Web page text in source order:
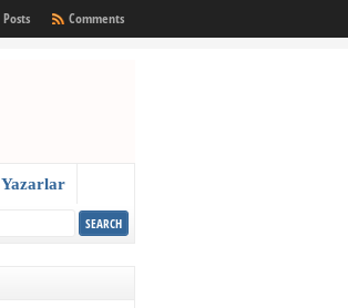
Comments
Posts
Yazarlar